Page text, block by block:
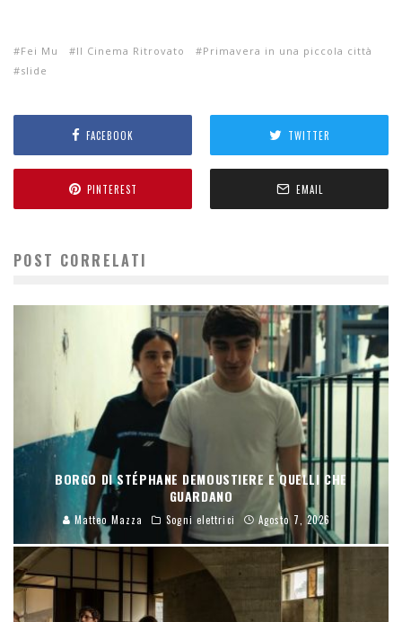
Fei Mu Il Cinema Ritrovato
Primavera in una piccola città
slide
FACEBOOK TWITTER
PINTEREST EMAIL
POST CORRELATI
BORGO DI STÉPHANE DEMOUSTIERE E QUELLI CHE
GUARDANO
Matteo Mazza Sogni elettrici Agosto 7, 2026